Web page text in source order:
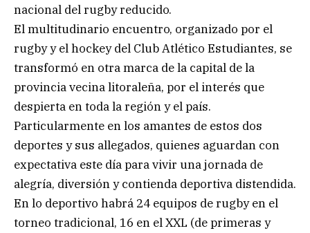
nacional del rugby reducido.
El multitudinario encuentro, organizado por el
rugby y el hockey del Club Atlético Estudiantes, se
transformó en otra marca de la capital de la
provincia vecina litoraleña, por el interés que
despierta en toda la región y el país.
Particularmente en los amantes de estos dos
deportes y sus allegados, quienes aguardan con
expectativa este día para vivir una jornada de
alegría, diversión y contienda deportiva distendida.
En lo deportivo habrá 24 equipos de rugby en el
torneo tradicional, 16 en el XXL (de primeras y